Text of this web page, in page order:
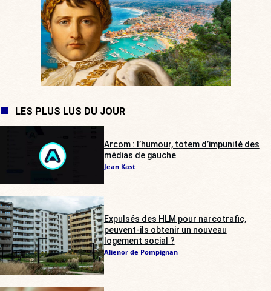
LES PLUS LUS DU JOUR
Arcom : l’humour, totem d’impunité des
médias de gauche
Jean Kast
Expulsés des HLM pour narcotrafic,
peuvent-ils obtenir un nouveau
logement social ?
Alienor de Pompignan